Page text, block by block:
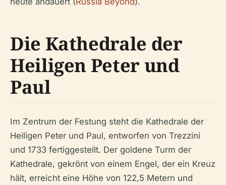
Die Kathedrale der
Heiligen Peter und
Paul
Im Zentrum der Festung steht die Kathedrale der
Heiligen Peter und Paul, entworfen von Trezzini
und 1733 fertiggestellt. Der goldene Turm der
Kathedrale, gekrönt von einem Engel, der ein Kreuz
hält, erreicht eine Höhe von 122,5 Metern und